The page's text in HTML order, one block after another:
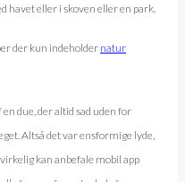
havet eller i skoven eller en park.
der kun indeholdernatur
due, der altid sad uden for
Altså det var ensformige lyde,
virkelig kan anbefale mobil app